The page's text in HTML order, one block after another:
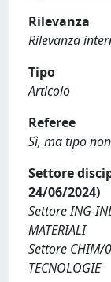
Rilevanza
Rilevanza
Tipo
Articolo
Referee
Sì, ma tipo
Settore
24/06/2024)
Settore ING-
MATERIALI
Settore CHIM/
TECNOLOGIE